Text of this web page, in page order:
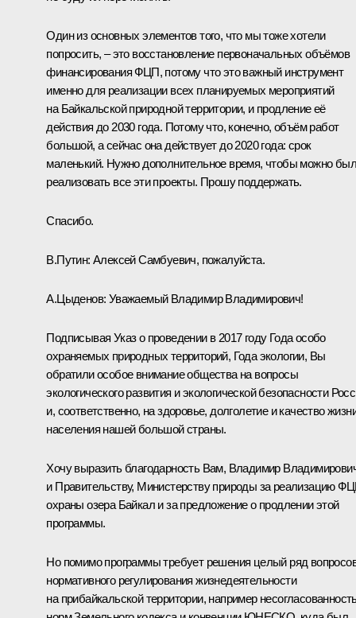
Один из основных элементов того, что мы тоже хотели
попросить, – это восстановление первоначальных объёмов
финансирования ФЦП, потому что это важный инструмент
именно для реализации всех планируемых мероприятий
на Байкальской природной территории, и продление её
действия до 2030 года. Потому что, конечно, объём работ
большой, а сейчас она действует до 2020 года: срок
маленький. Нужно дополнительное время, чтобы можно
реализовать все эти проекты. Прошу поддержать.
Спасибо.
В.Путин: Алексей Самбуевич, пожалуйста.
А.Цыденов: Уважаемый Владимир Владимирович!
Подписывая Указ о проведении в 2017 году Года особо
охраняемых природных территорий, Года экологии, Вы
обратили особое внимание общества на вопросы
экологического развития и экологической безопасности
и, соответственно, на здоровье, долголетие и качество
населения нашей большой страны.
Хочу выразить благодарность Вам, Владимир
и Правительству, Министерству природы за реализацию
охраны озера Байкал и за предложение о продлении этой
программы.
Но помимо программы требует решения целый ряд
нормативного регулирования жизнедеятельности
на прибайкальской территории, например